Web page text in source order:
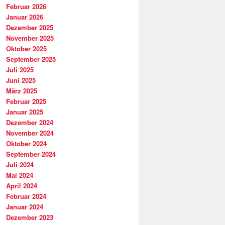
Februar 2026
Januar 2026
Dezember 2025
November 2025
Oktober 2025
September 2025
Juli 2025
Juni 2025
März 2025
Februar 2025
Januar 2025
Dezember 2024
November 2024
Oktober 2024
September 2024
Juli 2024
Mai 2024
April 2024
Februar 2024
Januar 2024
Dezember 2023